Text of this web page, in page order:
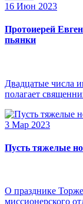
16 Июн 2023
Протоиерей
пьянки
Двадцатые числа
полагает
3 Мар 2023
Пусть тяжелые
О празднике
миссионерского